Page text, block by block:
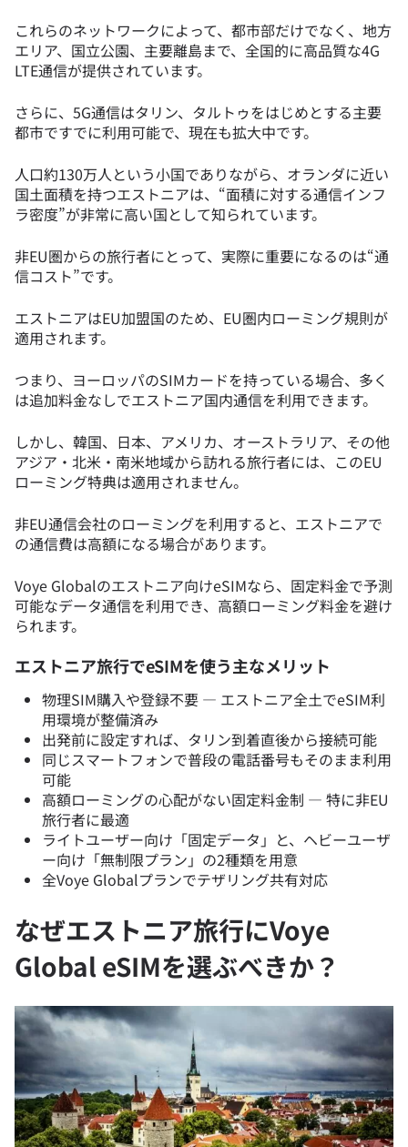
これらのネットワークによって、都市部だけでなく、地方
エリア、国立公園、主要離島まで、全国的に高品質な4G
LTE通信が提供されています。
さらに、5G通信はタリン、タルトゥをはじめとする主要
都市ですでに利用可能で、現在も拡大中です。
人口約130万人という小国でありながら、オランダに近い
国土面積を持つエストニアは、“面積に対する通信インフ
ラ密度”が非常に高い国として知られています。
非EU圏からの旅行者にとって、実際に重要になるのは“通
信コスト”です。
エストニアはEU加盟国のため、EU圏内ローミング規則が
適用されます。
つまり、ヨーロッパのSIMカードを持っている場合、多く
は追加料金なしでエストニア国内通信を利用できます。
しかし、韓国、日本、アメリカ、オーストラリア、その他
アジア・北米・南米地域から訪れる旅行者には、このEU
ローミング特典は適用されません。
非EU通信会社のローミングを利用すると、エストニアで
の通信費は高額になる場合があります。
Voye Globalのエストニア向けeSIMなら、固定料金で予測
可能なデータ通信を利用でき、高額ローミング料金を避け
られます。
エストニア旅行でeSIMを使う主なメリット
物理SIM購入や登録不要 — エストニア全土でeSIM利
用環境が整備済み
出発前に設定すれば、タリン到着直後から接続可能
同じスマートフォンで普段の電話番号もそのまま利用
可能
高額ローミングの心配がない固定料金制 — 特に非EU
旅行者に最適
ライトユーザー向け「固定データ」と、ヘビーユーザ
ー向け「無制限プラン」の2種類を用意
全Voye Globalプランでテザリング共有対応
なぜエストニア旅行にVoye
Global eSIMを選ぶべきか？